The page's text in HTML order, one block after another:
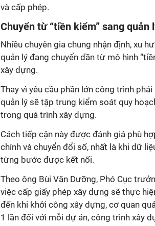
và cấp phép.
Chuyển từ “tiền kiểm” sang
Nhiều chuyên gia chung nhận định, xu
quản lý đang chuyển dần từ mô hình
xây dựng.
Thay vì yêu cầu phần lớn công trình
quản lý sẽ tập trung kiểm soát quy
trong quá trình xây dựng.
Cách tiếp cận này được đánh giá phù
chính và chuyển đổi số, nhất là khi dữ
từng bước được kết nối.
Theo ông Bùi Văn Dưỡng, Phó Cục
việc cấp giấy phép xây dựng sẽ thực
đến khi khởi công xây dựng, cơ quan
1 lần đối với mỗi dự án, công trình xây